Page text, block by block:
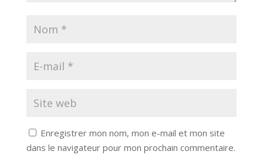
Enregistrer mon nom, mon e-mail et mon site
dans le navigateur pour mon prochain commentaire.